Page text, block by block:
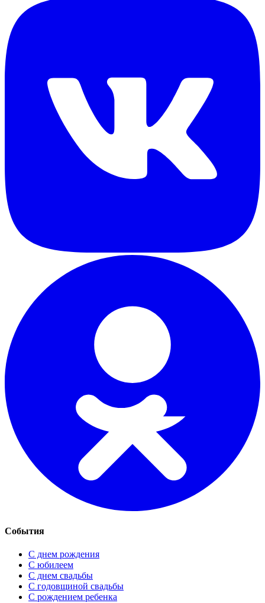
События
С днем рождения
С юбилеем
С днем свадьбы
С годовщиной свадьбы
С рождением ребенка